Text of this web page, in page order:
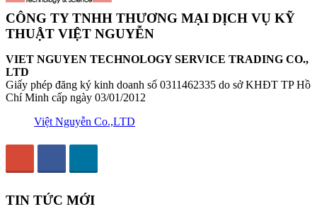
CÔNG TY TNHH THƯƠNG MẠI DỊCH VỤ KỸ
THUẬT VIỆT NGUYỄN
VIET NGUYEN TECHNOLOGY SERVICE TRADING CO.,
LTD
Giấy phép đăng ký kinh doanh số 0311462335 do sở KHĐT TP Hồ
Chí Minh cấp ngày 03/01/2012
Việt Nguyễn Co.,LTD
TIN TỨC MỚI